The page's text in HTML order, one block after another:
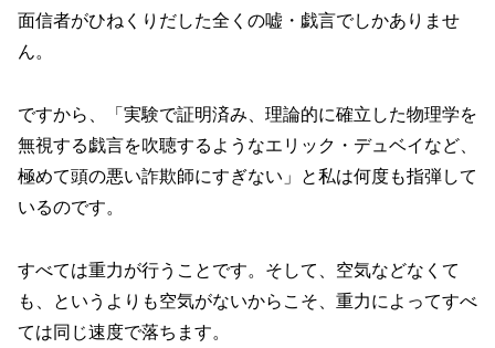
面信者がひねくりだした全くの嘘・戯言でしかありませ
ん。
ですから、「実験で証明済み、理論的に確立した物理学を
無視する戯言を吹聴するようなエリック・デュベイなど、
極めて頭の悪い詐欺師にすぎない」と私は何度も指弾して
いるのです。
すべては重力が行うことです。そして、空気などなくて
も、というよりも空気がないからこそ、重力によってすべ
ては同じ速度で落ちます。